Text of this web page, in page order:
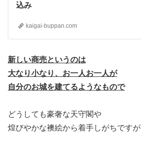
込み
kaigai-buppan.com
新しい商売というのは
大なり小なり、お一人お一人が
自分のお城を建てるようなもので
どうしても豪奢な天守閣や
煌びやかな襖絵から着手しがちですが